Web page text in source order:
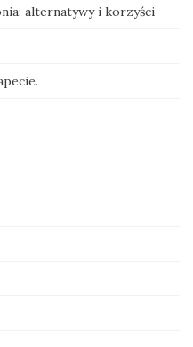
alternatywy i korzyści